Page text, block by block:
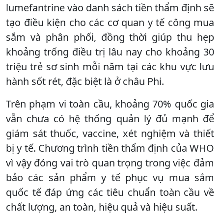
lumefantrine vào danh sách tiền thẩm định sẽ
tạo điều kiện cho các cơ quan y tế công mua
sắm và phân phối, đồng thời giúp thu hẹp
khoảng trống điều trị lâu nay cho khoảng 30
triệu trẻ sơ sinh mỗi năm tại các khu vực lưu
hành sốt rét, đặc biệt là ở châu Phi.
Trên phạm vi toàn cầu, khoảng 70% quốc gia
vẫn chưa có hệ thống quản lý đủ mạnh để
giám sát thuốc, vaccine, xét nghiệm và thiết
bị y tế. Chương trình tiền thẩm định của WHO
vì vậy đóng vai trò quan trọng trong việc đảm
bảo các sản phẩm y tế phục vụ mua sắm
quốc tế đáp ứng các tiêu chuẩn toàn cầu về
chất lượng, an toàn, hiệu quả và hiệu suất.